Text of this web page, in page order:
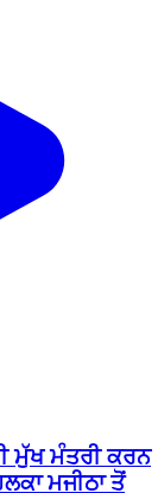
ਮੁੱਖ ਮੰਤਰੀ ਕਰਨ
ਮਜੀਠਾ ਤੋਂ